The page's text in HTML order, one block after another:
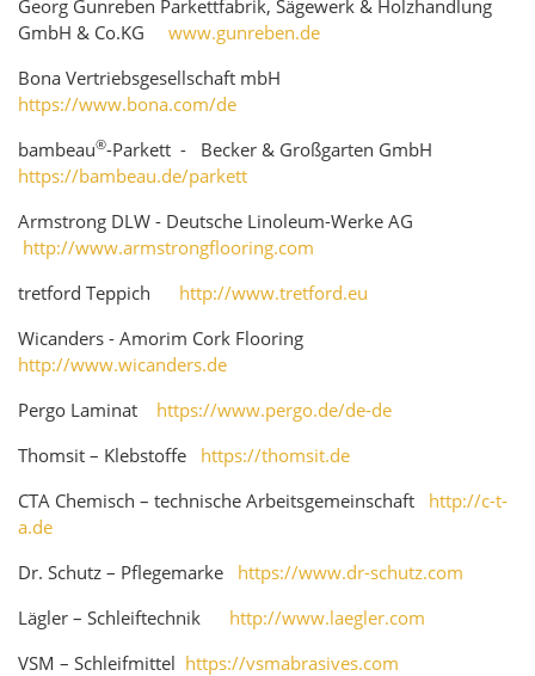
Georg Gunreben Parkettfabrik, Sägewerk & Holzhandlung
GmbH & Co.KG www.gunreben.de
Bona Vertriebsgesellschaft mbH
https://www.bona.com/de
bambeau®-Parkett - Becker & Großgarten GmbH
https://bambeau.de/parkett
Armstrong DLW - Deutsche Linoleum-Werke AG
http://www.armstrongflooring.com
tretford Teppich http://www.tretford.eu
Wicanders - Amorim Cork Flooring
http://www.wicanders.de
Pergo Laminat https://www.pergo.de/de-de
Thomsit – Klebstoffe https://thomsit.de
CTA Chemisch – technische Arbeitsgemeinschaft http://c-t-
a.de
Dr. Schutz – Pflegemarke https://www.dr-schutz.com
Lägler – Schleiftechnik http://www.laegler.com
VSM – Schleifmittel https://vsmabrasives.com